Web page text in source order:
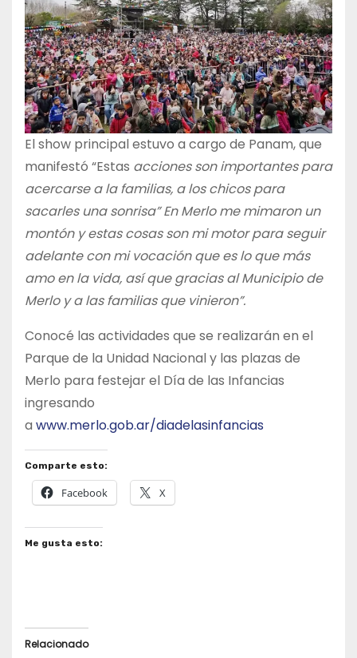
El show principal estuvo a cargo de Panam, que
manifestó “Estas acciones son importantes para
acercarse a la familias, a los chicos para
sacarles una sonrisa” En Merlo me mimaron un
montón y estas cosas son mi motor para seguir
adelante con mi vocación que es lo que más
amo en la vida, así que gracias al Municipio de
Merlo y a las familias que vinieron”.
Conocé las actividades que se realizarán en el
Parque de la Unidad Nacional y las plazas de
Merlo para festejar el Día de las Infancias
ingresando
a www.merlo.gob.ar/diadelasinfancias
Comparte esto:
Facebook X
Me gusta esto:
Relacionado